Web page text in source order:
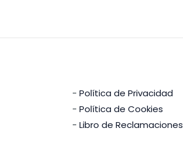
-Política de Privacidad
-Política de Cookies
-Libro de Reclamaciones